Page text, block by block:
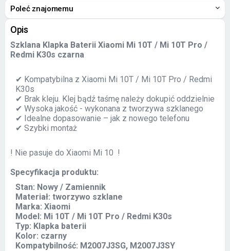
Poleć znajomemu
Opis
Szklana Klapka Baterii Xiaomi Mi 10T / Mi 10T Pro /
Redmi K30s czarna
✔ Kompatybilna z Xiaomi Mi 10T / Mi 10T Pro / Redmi
K30s
✔ Brak kleju. Klej bądź taśmę należy dokupić oddzielnie
✔ Wysoka jakość - wykonana z tworzywa szklanego
✔ Idealne dopasowanie – jak z nowego telefonu
✔ Szybki montaż
! Nie pasuje do Xiaomi Mi 10 !
Specyfikacja produktu:
Stan: Nowy / Zamiennik
Materiał: tworzywo szklane
Marka: Xiaomi
Model: Mi 10T / Mi 10T Pro / Redmi K30s
Typ: Klapka baterii
Kolor: czarny
Kompatybilność: M2007J3SG, M2007J3SY